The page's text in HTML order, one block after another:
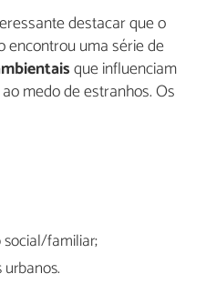
destacar que o
encontrou uma série de
que influenciam
medo de estranhos. Os
familiar;